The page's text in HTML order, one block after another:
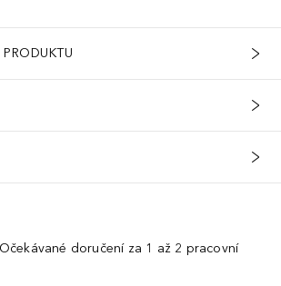
doručení za 1 až 2 pracovní